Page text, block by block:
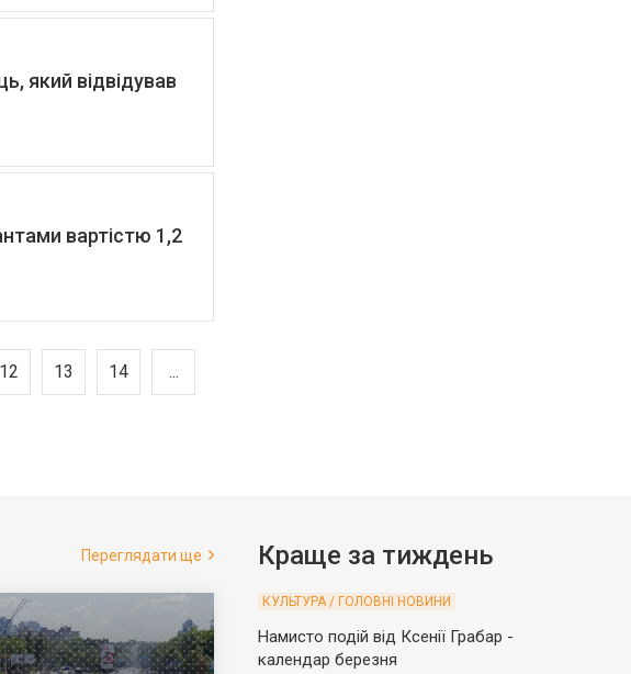
який відвідував
вартістю 1,2
12 13 14 ...
Переглядати ще Краще за тиждень
КУЛЬТУРА / ГОЛОВНІ НОВИНИ
Намисто подій від Ксенії Грабар -
календар березня